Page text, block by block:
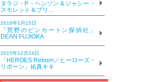
タラジ・P・ヘンソン＆ジャシー・
スモレット＆ブリ...
2016年1月15日
「荒野のピンカートン探偵社」
DEAN FUJIOKA
2015年12月24日
「HEROES Reborn／ヒーローズ・
リボーン」祐真キキ